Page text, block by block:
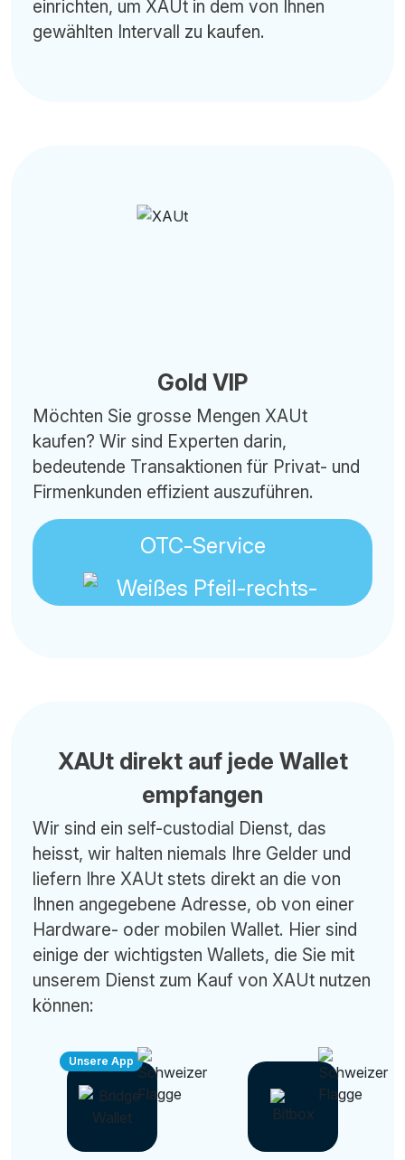
einrichten, um XAUt in dem von Ihnen
gewählten Intervall zu kaufen.
Gold VIP
Möchten Sie grosse Mengen XAUt
kaufen? Wir sind Experten darin,
bedeutende Transaktionen für Privat- und
Firmenkunden effizient auszuführen.
OTC-Service
XAUt direkt auf jede Wallet
empfangen
Wir sind ein self-custodial Dienst, das
heisst, wir halten niemals Ihre Gelder und
liefern Ihre XAUt stets direkt an die von
Ihnen angegebene Adresse, ob von einer
Hardware- oder mobilen Wallet. Hier sind
einige der wichtigsten Wallets, die Sie mit
unserem Dienst zum Kauf von XAUt nutzen
können:
Unsere App